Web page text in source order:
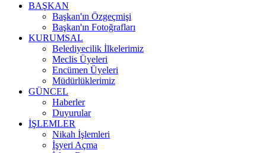
BAŞKAN
Başkan'ın Özgeçmişi
Başkan'ın Fotoğrafları
KURUMSAL
Belediyecilik İlkelerimiz
Meclis Üyeleri
Encümen Üyeleri
Müdürlüklerimiz
GÜNCEL
Haberler
Duyurular
İŞLEMLER
Nikah İşlemleri
İşyeri Açma